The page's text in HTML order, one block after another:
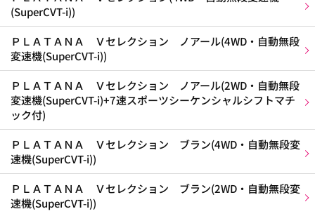
(SuperCVT-i))
ＰＬＡＴＡＮＡ Ｖセレクション ノアール(4WD・自動無段
変速機(SuperCVT-i))
ＰＬＡＴＡＮＡ Ｖセレクション ノアール(2WD・自動無段
変速機(SuperCVT-i)+7速スポーツシーケンシャルシフトマチ
ック付)
ＰＬＡＴＡＮＡ Ｖセレクション ブラン(4WD・自動無段変
速機(SuperCVT-i))
ＰＬＡＴＡＮＡ Ｖセレクション ブラン(2WD・自動無段変
速機(SuperCVT-i))